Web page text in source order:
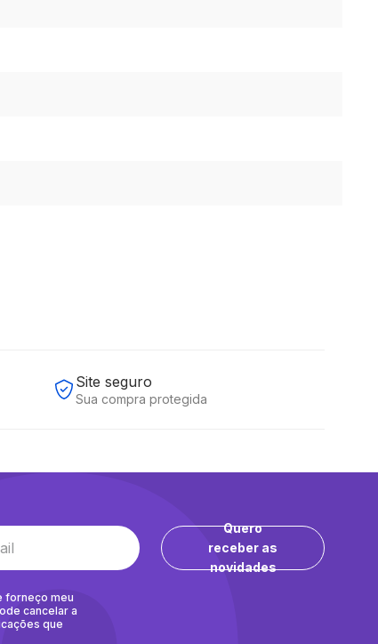
Site seguro
Sua compra protegida
Quero
receber as
novidades
forneço meu
cancelar a
que